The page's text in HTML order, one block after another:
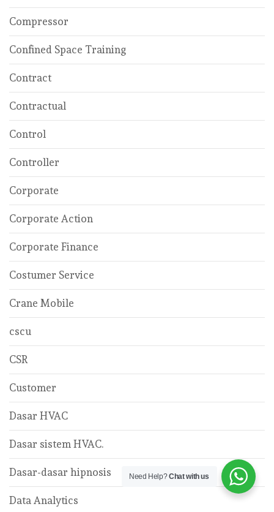
Compressor
Confined Space Training
Contract
Contractual
Control
Controller
Corporate
Corporate Action
Corporate Finance
Costumer Service
Crane Mobile
cscu
CSR
Customer
Dasar HVAC
Dasar sistem HVAC.
Dasar-dasar hipnosis
Data Analytics
Need Help?Chat with us